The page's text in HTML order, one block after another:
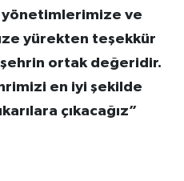
yönetimlerimize ve
yürekten teşekkür
ortak değeridir.
en iyi şekilde
çıkacağız”